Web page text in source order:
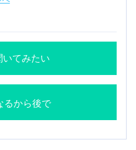
いてみたい
るから後で